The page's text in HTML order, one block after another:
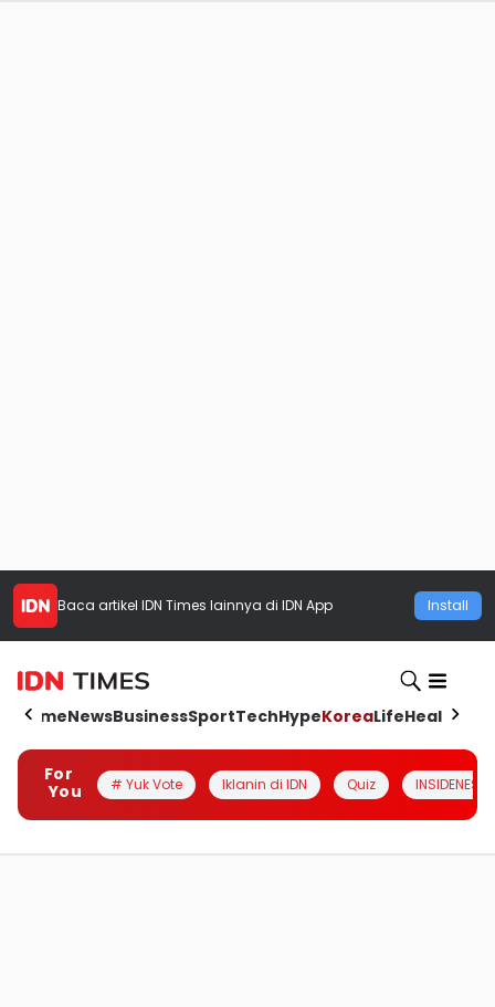
Baca artikel IDN Times lainnya di IDN App Install
HomeNewsBusinessSportTechHypeKoreaLifeHealth
For
You
# Yuk Vote Iklanin di IDN Quiz INSIDENESIA